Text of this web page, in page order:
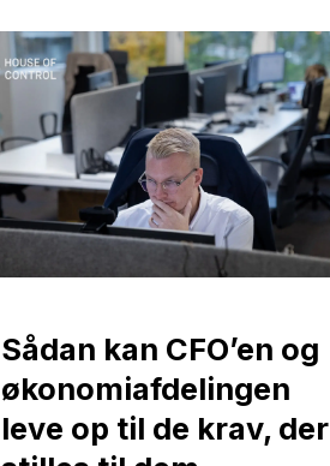
Sådan kan CFO’en og
økonomiafdelingen
leve op til de krav, der